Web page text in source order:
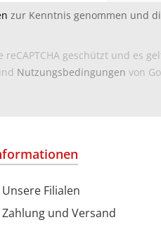
zur Kenntnis genommen und
geschützt und es
Nutzungsbedingungen von
Unsere Filialen
Zahlung und Versand